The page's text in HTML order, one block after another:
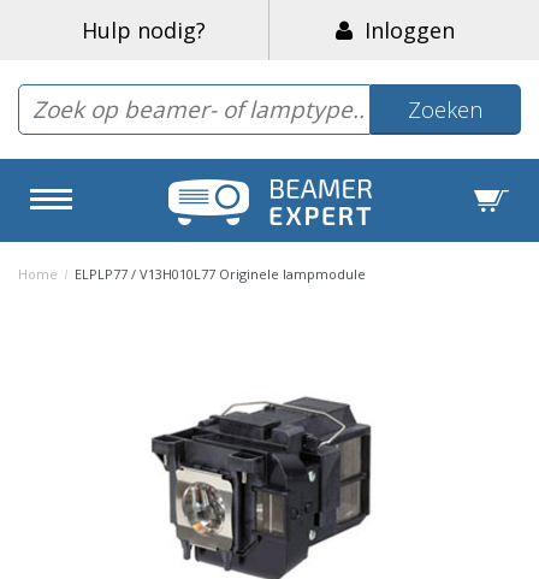
Hulp nodig? Inloggen
Zoeken
Home / ELPLP77 / V13H010L77 Originele lampmodule